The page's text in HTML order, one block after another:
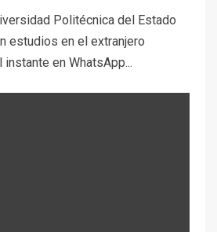
Politécnica del Estado
estudios en el extranjero
en WhatsApp...